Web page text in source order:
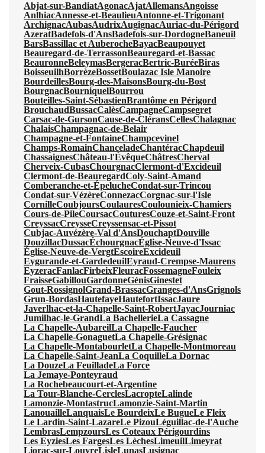
Abjat-sur-BandiatAgonacAjatAllemansAngoisse
AnlhiacAnnesse-et-BeaulieuAntonne-et-Trigonant
ArchignacAubasAudrixAugignacAuriac-du-Périgord
AzeratBadefols-d'AnsBadefols-sur-DordogneBaneuil
BarsBassillac et AuberocheBayacBeaupouyet
Beauregard-de-TerrassonBeauregard-et-Bassac
BeauronneBeleymasBergeracBertric-BuréeBiras
BoisseuilhBorrèzeBossetBoulazac Isle Manoire
BourdeillesBourg-des-MaisonsBourg-du-Bost
BourgnacBourniquelBourrou
Bouteilles-Saint-SébastienBrantôme en Périgord
BrouchaudBussacCalèsCampagneCampsegret
Carsac-de-GursonCause-de-CléransCellesChalagnac
ChalaisChampagnac-de-Belair
Champagne-et-FontaineChampcevinel
Champs-RomainChanceladeChantéracChapdeuil
ChassaignesChâteau-l'ÉvêqueChâtresCherval
Cherveix-CubasChourgnacClermont-d'Excideuil
Clermont-de-BeauregardColy-Saint-Amand
Comberanche-et-ÉpelucheCondat-sur-Trincou
Condat-sur-VézèreConnezacCorgnac-sur-l'Isle
CornilleCoubjoursCoulauresCoulounieix-Chamiers
Cours-de-PileCoursacCouturesCouze-et-Saint-Front
CreyssacCreysseCreyssensac-et-Pissot
Cubjac-Auvézère-Val d'AnsDouchaptDouville
DouzillacDussacÉchourgnacÉglise-Neuve-d'Issac
Église-Neuve-de-VergtEscoireExcideuil
Eygurande-et-GardedeuilEyraud-Crempse-Maurens
EyzeracFanlacFirbeixFleuracFossemagneFouleix
FraisseGabillouGardonneGénisGinestet
Gout-RossignolGrand-BrassacGranges-d'AnsGrignols
Grun-BordasHautefayeHautefortIssacJaure
Javerlhac-et-la-Chapelle-Saint-RobertJayacJourniac
Jumilhac-le-GrandLa BachellerieLa Cassagne
La Chapelle-AubareilLa Chapelle-Faucher
La Chapelle-GonaguetLa Chapelle-Grésignac
La Chapelle-MontabourletLa Chapelle-Montmoreau
La Chapelle-Saint-JeanLa CoquilleLa Dornac
La DouzeLa FeuilladeLa Force
La Jemaye-Ponteyraud
La Rochebeaucourt-et-Argentine
La Tour-Blanche-CerclesLacropteLalinde
Lamonzie-MontastrucLamonzie-Saint-Martin
LanouailleLanquaisLe BourdeixLe BugueLe Fleix
Le Lardin-Saint-LazareLe PizouLéguillac-de-l'Auche
LembrasLempzoursLes Coteaux Périgourdins
Les EyziesLes FargesLes LèchesLimeuilLimeyrat
Liorac-sur-LouyreLisleLunasLusignac